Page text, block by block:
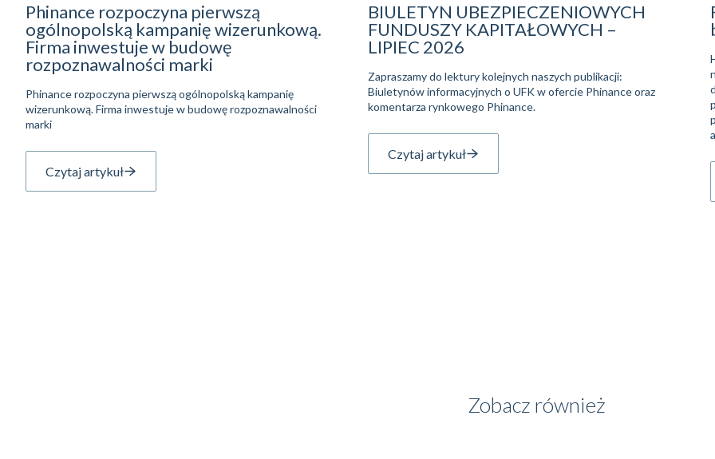
Phinance rozpoczyna pierwszą
ogólnopolską kampanię wizerunkową.
Firma inwestuje w budowę
rozpoznawalności marki
Phinance rozpoczyna pierwszą ogólnopolską kampanię
wizerunkową. Firma inwestuje w budowę rozpoznawalności
marki
Czytaj artykuł
BIULETYN UBEZPIECZENIOWYCH
FUNDUSZY KAPITAŁOWYCH –
LIPIEC 2026
Zapraszamy do lektury kolejnych naszych publikacji:
Biuletynów informacyjnych o UFK w ofercie Phinance oraz
komentarza rynkowego Phinance.
Czytaj artykuł
Zobacz również